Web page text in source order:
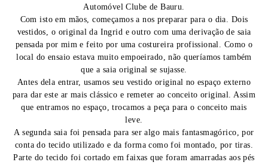
Automóvel Clube de Bauru.
Com isto em mãos, começamos a nos preparar para o dia. Dois
vestidos, o original da Ingrid e outro com uma derivação de saia
pensada por mim e feito por uma costureira profissional. Como o
local do ensaio estava muito empoeirado, não queríamos também
que a saia original se sujasse.
Antes dela entrar, usamos seu vestido original no espaço externo
para dar este ar mais clássico e remeter ao conceito original. Assim
que entramos no espaço, trocamos a peça para o conceito mais
leve.
A segunda saia foi pensada para ser algo mais fantasmagórico, por
conta do tecido utilizado e da forma como foi montado, por tiras.
Parte do tecido foi cortado em faixas que foram amarradas aos pés